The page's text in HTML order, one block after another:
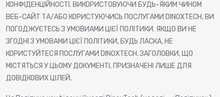
КОНФІДЕНЦІЙНОСТІ. ВИКОРИСТОВУЮЧИ БУДЬ-ЯКИМ ЧИНОМ
ВЕБ-САЙТ ТА/АБО КОРИСТУЮЧИСЬ ПОСЛУГАМИ DINOXTECH, ВИ
ПОГОДЖУЄТЕСЬ З УМОВИАМИ ЦІЄЇ ПОЛІТИКИ. ЯКЩО ВИ НЕ
ЗГОДНІ З УМОВАМИ ЦІЄЇ ПОЛІТИКИ, БУДЬ ЛАСКА, НЕ
КОРИСТУЙТЕСЯ ПОСЛУГАМИ DINOXTECH. ЗАГОЛОВКИ, ЩО
МІСТЯТЬСЯ У ЦЬОМУ ДОКУМЕНТІ, ПРИЗНАЧЕНІ ЛИШЕ ДЛЯ
ДОВІДКОВИХ ЦІЛЕЙ.